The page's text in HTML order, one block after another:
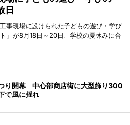
日
事現場に設けられた子どもの遊び・学び
」が8月18日～20日、学校の夏休みに合
り開幕 中心部商店街に大型飾り300
で風に揺れ